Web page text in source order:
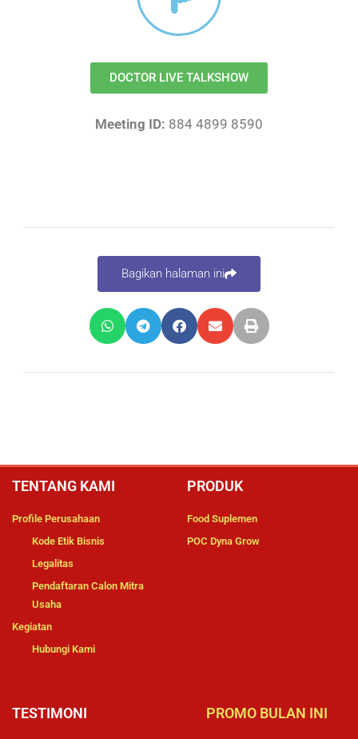
DOCTOR LIVE TALKSHOW
Meeting ID: 884 4899 8590
Bagikan halaman ini
TENTANG KAMI
Profile Perusahaan
Kode Etik Bisnis
Legalitas
Pendaftaran Calon Mitra
Usaha
Kegiatan
Hubungi Kami
PRODUK
Food Suplemen
POC Dyna Grow
TESTIMONI PROMO BULAN INI